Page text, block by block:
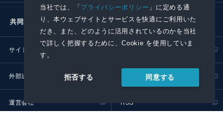
当社では、「プライバシーポリシー 」に定める通
り、本ウェブサイトとサービスを快適にご利用いた
だき、また、どのように活用されているのかを当社
で詳しく把握するために、Cookie を使用していま
す。
拒否する 同意する
共同通信社グループ
サイトポリシー
外部送信ポリシー プレスリリース取扱基準
運営会社 RSS